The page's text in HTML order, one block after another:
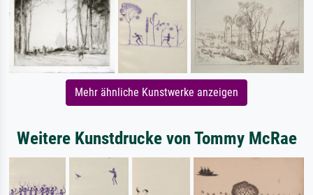
Mehr ähnliche Kunstwerke anzeigen
Weitere Kunstdrucke von Tommy McRae